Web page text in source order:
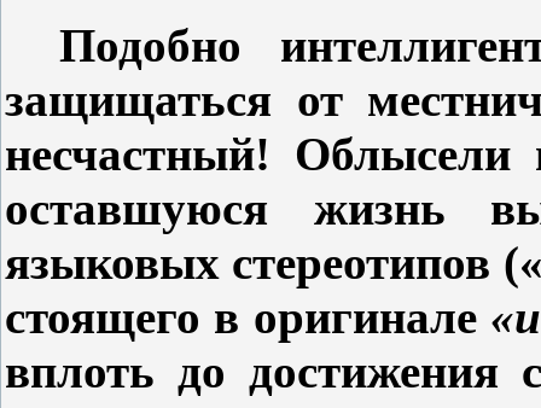
Подобно
защищаться от
несчастный! Облысели
оставшуюся жизнь
языковых стереотипов
стоящего в оригинале
вплоть до достижения